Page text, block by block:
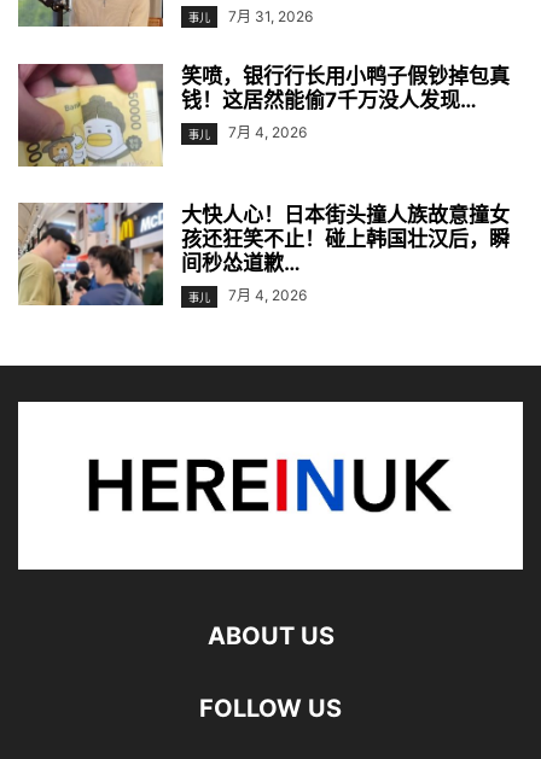
事儿 7月 31, 2026
笑喷，银行行长用小鸭子假钞掉包真
钱！这居然能偷7千万没人发现…
事儿 7月 4, 2026
大快人心！日本街头撞人族故意撞女
孩还狂笑不止！碰上韩国壮汉后，瞬
间秒怂道歉…
事儿 7月 4, 2026
ABOUT US
FOLLOW US